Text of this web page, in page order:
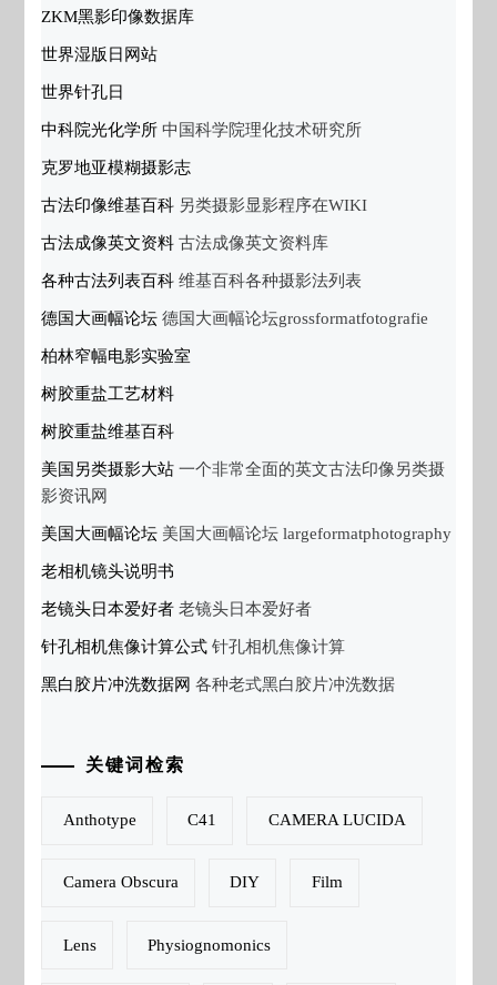
ZKM黑影印像数据库
世界湿版日网站
世界针孔日
中科院光化学所 中国科学院理化技术研究所
克罗地亚模糊摄影志
古法印像维基百科 另类摄影显影程序在WIKI
古法成像英文资料 古法成像英文资料库
各种古法列表百科 维基百科各种摄影法列表
德国大画幅论坛 德国大画幅论坛grossformatfotografie
柏林窄幅电影实验室
树胶重盐工艺材料
树胶重盐维基百科
美国另类摄影大站 一个非常全面的英文古法印像另类摄
影资讯网
美国大画幅论坛 美国大画幅论坛 largeformatphotography
老相机镜头说明书
老镜头日本爱好者 老镜头日本爱好者
针孔相机焦像计算公式 针孔相机焦像计算
黑白胶片冲洗数据网 各种老式黑白胶片冲洗数据
关键词检索
Anthotype C41 CAMERA LUCIDA
Camera Obscura DIY Film
Lens Physiognomonics